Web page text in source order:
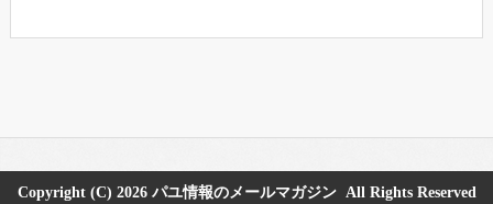
Copyright (C) 2026 パユ情報のメールマガジンAll Rights Reserved